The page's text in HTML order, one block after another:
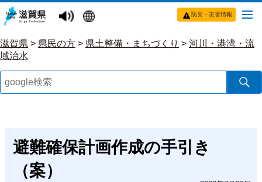
防災・災害情報
滋賀県 > 県民の方 > 県土整備・まちづくり > 河川・港湾・流
域治水
避難確保計画作成の手引き
（案）